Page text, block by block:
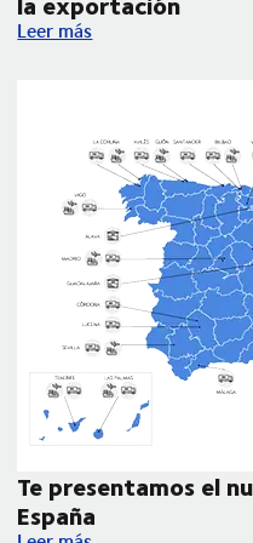
DSV participa en la
Leer más
Te presentamos el
España